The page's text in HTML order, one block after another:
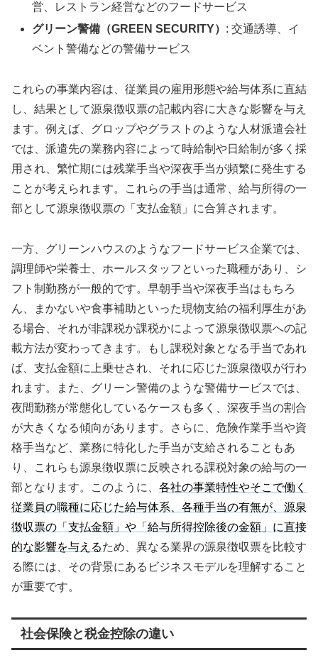
営、レストラン経営などのフードサービス
グリーン警備（GREEN SECURITY） : 交通誘導、イ
ベント警備などの警備サービス
これらの事業内容は、従業員の雇用形態や給与体系に直結
し、結果として源泉徴収票の記載内容に大きな影響を与え
ます。例えば、グロップやグラストのような人材派遣会社
では、派遣先の業務内容によって時給制や日給制が多く採
用され、繁忙期には残業手当や深夜手当が頻繁に発生する
ことが考えられます。これらの手当は通常、給与所得の一
部として源泉徴収票の「支払金額」に合算されます。
一方、グリーンハウスのようなフードサービス企業では、
調理師や栄養士、ホールスタッフといった職種があり、シ
フト制勤務が一般的です。早朝手当や深夜手当はもちろ
ん、まかないや食事補助といった現物支給の福利厚生があ
る場合、それが非課税か課税かによって源泉徴収票への記
載方法が変わってきます。もし課税対象となる手当であれ
ば、支払金額に上乗せされ、それに応じた源泉徴収が行わ
れます。また、グリーン警備のような警備サービスでは、
夜間勤務が常態化しているケースも多く、深夜手当の割合
が大きくなる傾向があります。さらに、危険作業手当や資
格手当など、業務に特化した手当が支給されることもあ
り、これらも源泉徴収票に反映される課税対象の給与の一
部となります。このように、 各社の事業特性やそこで働く
従業員の職種に応じた給与体系、各種手当の有無が、源泉
徴収票の「支払金額」や「給与所得控除後の金額」に直接
的な影響を与えるため、異なる業界の源泉徴収票を比較す
る際には、その背景にあるビジネスモデルを理解すること
が重要です。
社会保険と税金控除の違い